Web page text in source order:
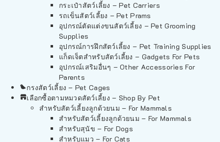
กระเป๋าสัตว์เลี้ยง – Pet Carriers
รถเข็นสัตว์เลี้ยง – Pet Prams
อุปกรณ์ตัดแต่งขนสัตว์เลี้ยง – Pet Grooming
Supplies
อุปกรณ์การฝึกสัตว์เลี้ยง – Pet Training Supplies
แก็ดเจ็ตสำหรับสัตว์เลี้ยง – Gadgets For Pets
อุปกรณ์เสริมอื่นๆ – Other Accessories For
Parents
กรงสัตว์เลี้ยง – Pet Cages
เลือกซื้อตามหมวดสัตว์เลี้ยง – Shop By Pet
สำหรับสัตว์เลี้ยงลูกด้วยนม – For Mammals
สำหรับสัตว์เลี้ยงลูกด้วยนม – For Mammals
สำหรับสุนัข – For Dogs
สำหรับแมว – For Cats